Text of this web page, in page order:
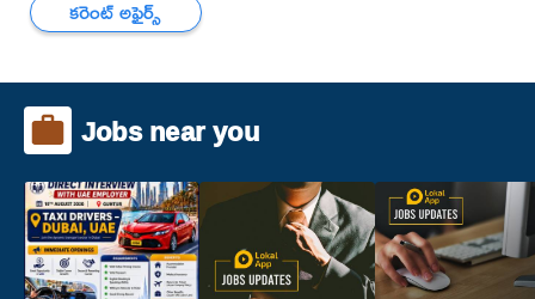
కరెంట్ అఫైర్స్
Jobs near you